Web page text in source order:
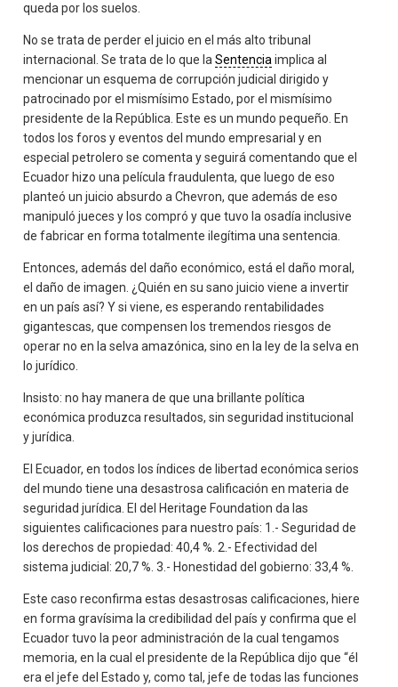
queda por los suelos.
No se trata de perder el juicio en el más alto tribunal
internacional. Se trata de lo que laSentencia implica al
mencionar un esquema de corrupción judicial dirigido y
patrocinado por el mismísimo Estado, por el mismísimo
presidente de la República. Este es un mundo pequeño. En
todos los foros y eventos del mundo empresarial y en
especial petrolero se comenta y seguirá comentando que el
Ecuador hizo una película fraudulenta, que luego de eso
planteó un juicio absurdo a Chevron, que además de eso
manipuló jueces y los compró y que tuvo la osadía inclusive
de fabricar en forma totalmente ilegítima una sentencia.
Entonces, además del daño económico, está el daño moral,
el daño de imagen. ¿Quién en su sano juicio viene a invertir
en un país así? Y si viene, es esperando rentabilidades
gigantescas, que compensen los tremendos riesgos de
operar no en la selva amazónica, sino en la ley de la selva en
lo jurídico.
Insisto: no hay manera de que una brillante política
económica produzca resultados, sin seguridad institucional
y jurídica.
El Ecuador, en todos los índices de libertad económica serios
del mundo tiene una desastrosa calificación en materia de
seguridad jurídica. El del Heritage Foundation da las
siguientes calificaciones para nuestro país: 1.- Seguridad de
los derechos de propiedad: 40,4 %. 2.- Efectividad del
sistema judicial: 20,7 %. 3.- Honestidad del gobierno: 33,4 %.
Este caso reconfirma estas desastrosas calificaciones, hiere
en forma gravísima la credibilidad del país y confirma que el
Ecuador tuvo la peor administración de la cual tengamos
memoria, en la cual el presidente de la República dijo que “él
era el jefe del Estado y, como tal, jefe de todas las funciones